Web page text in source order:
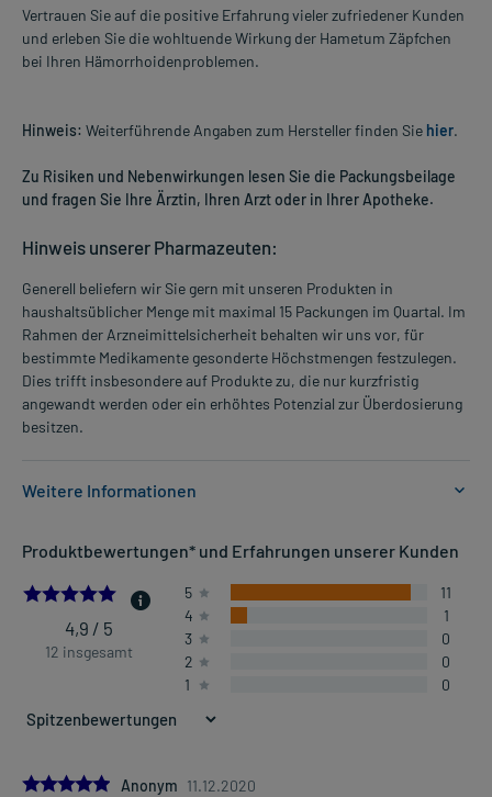
Vertrauen Sie auf die positive Erfahrung vieler zufriedener Kunden
und erleben Sie die wohltuende Wirkung der Hametum Zäpfchen
bei Ihren Hämorrhoidenproblemen.
Hinweis: Weiterführende Angaben zum Hersteller finden Sie hier.
Zu Risiken und Nebenwirkungen lesen Sie die Packungsbeilage
und fragen Sie Ihre Ärztin, Ihren Arzt oder in Ihrer Apotheke.
Hinweis unserer Pharmazeuten:
Generell beliefern wir Sie gern mit unseren Produkten in
haushaltsüblicher Menge mit maximal 15 Packungen im Quartal. Im
Rahmen der Arzneimittelsicherheit behalten wir uns vor, für
bestimmte Medikamente gesonderte Höchstmengen festzulegen.
Dies trifft insbesondere auf Produkte zu, die nur kurzfristig
angewandt werden oder ein erhöhtes Potenzial zur Überdosierung
besitzen.
Weitere Informationen
- Juckreiz und Schmerzen im Analbereich, wie bei:
Dosierung und Anwendungshinweise:
Jugendliche ab 12 Jahren und Erwachsene
2-mal täglich
morgens und abends, nach dem Stuhlgang
Jugendliche ab 12 Jahren und Erwachsene
Produktbewertungen* und Erfahrungen unserer Kunden
4.916666666666667
4,9 / 5
12 insgesamt
5
11
4
1
3
0
2
0
1
0
5.0
Anonym 11.12.2020